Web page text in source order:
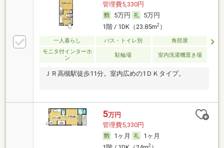
管理費5,330円
5万円
5万円
1階 / 1DK（23.85m2）
一人暮らし バス・トイレ別
角部屋
モニタ付インターホ
ン
駐輪場 室内洗濯機置き場
ＪＲ高槻駅徒歩11分。室内広めの1ＤＫタイプ。
5万円
管理費5,330円
1ヶ月
1ヶ月
2